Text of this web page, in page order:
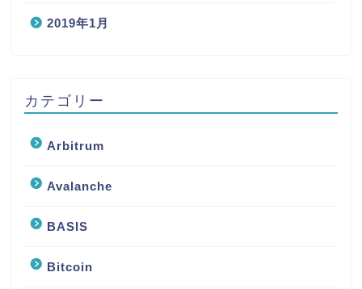
2019年1月
カテゴリー
Arbitrum
Avalanche
BASIS
Bitcoin